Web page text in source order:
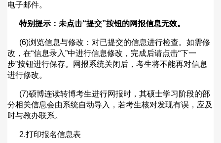
电子邮件。
特别提示：未点击“提交”按钮的网报信息无效。
(6)浏览信息与修改：对已提交的信息进行检查。如需修
改，在“信息录入”中进行信息修改，完成后请点击“下一
步”按钮进行保存。网报系统关闭后，考生将不能再对信息
进行修改。
(7)硕博连读转博考生进行网报时，其硕士学习阶段的部
分相关信息会由系统自动导入，若考生核对发现有误，应及
时与教办联系。
2.打印报名信息表